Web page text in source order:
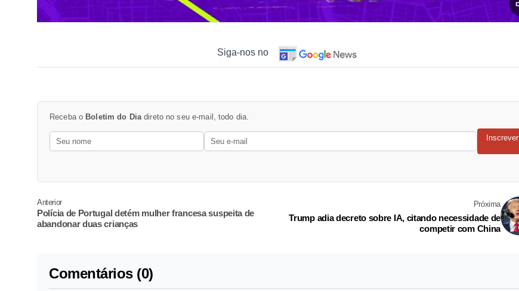
Siga-nos no
Receba o Boletim do Diadireto no seu e-mail, todo dia.
Inscrever
Anterior
Polícia de Portugal detém mulher francesa suspeita de
abandonar duas crianças
Próxima
Trump adia decreto sobre IA, citando necessidade de
competir com China
Comentários (0)